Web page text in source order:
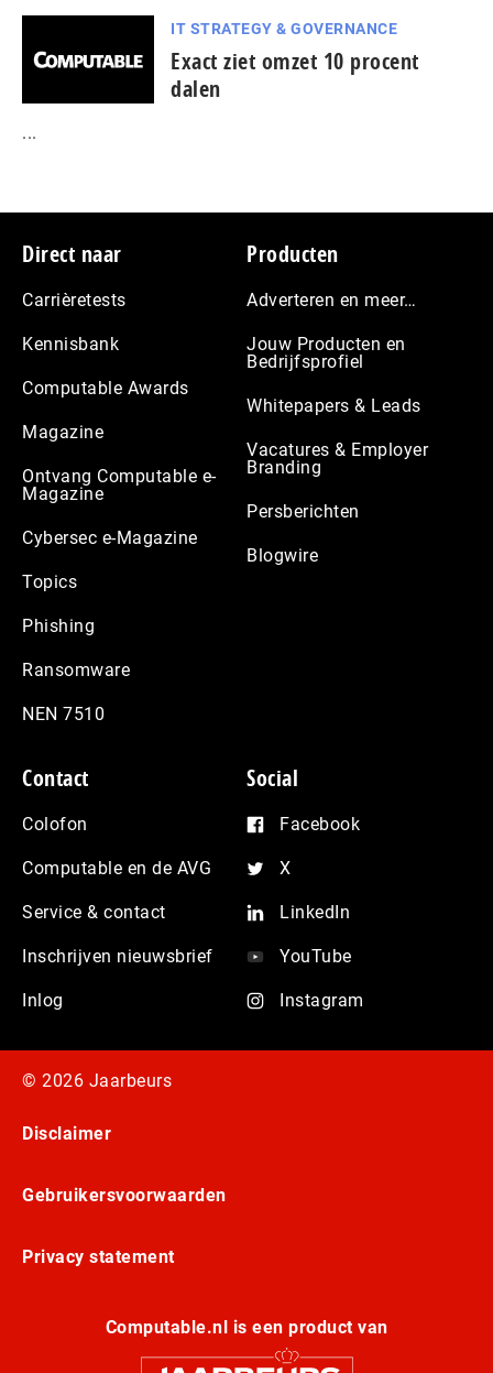
IT STRATEGY & GOVERNANCE
Exact ziet omzet 10 procent
dalen
...
Footer
Direct naar
Carrièretests
Kennisbank
Computable Awards
Magazine
Ontvang Computable e-
Magazine
Cybersec e-Magazine
Topics
Phishing
Ransomware
NEN 7510
Producten
Adverteren en meer…
Jouw Producten en
Bedrijfsprofiel
Whitepapers & Leads
Vacatures & Employer
Branding
Persberichten
Blogwire
Contact
Colofon
Computable en de AVG
Service & contact
Inschrijven nieuwsbrief
Inlog
Social
Facebook
X
LinkedIn
YouTube
Instagram
© 2026 Jaarbeurs
Disclaimer
Gebruikersvoorwaarden
Privacy statement
Computable.nl is een product van